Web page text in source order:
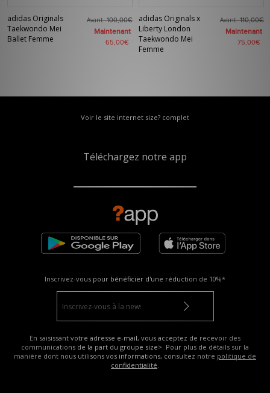
adidas Originals
Taekwondo Mei
Ballet Femme
Avant100,00€
Maintenant
65,00€
adidas Originals x
Liberty London
Taekwondo Mei
Femme
Avant110,00€
Maintenant
75,00€
Voir le site internet size? complet
Téléchargez notre app
Inscrivez-vous pour bénéficier d'une réduction de 10%*
En saisissant votre adresse e-mail, vous acceptez de recevoir des
communications de la part du groupe size>. Pour plus de détails sur la
manière dont nous utilisons vos informations, consultez notre politique de
confidentialité.